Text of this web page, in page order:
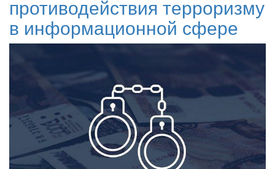
противодействия терроризму
в информационной сфере